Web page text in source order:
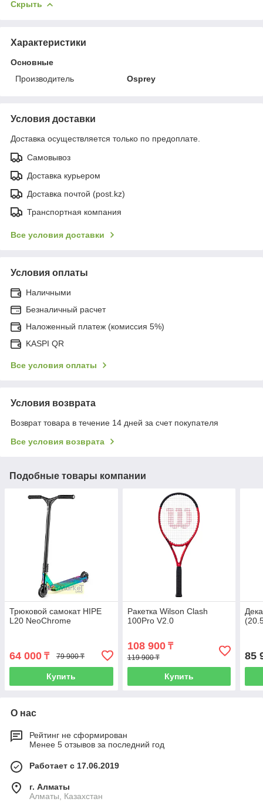
Скрыть
Характеристики
Основные
Производитель
Osprey
Условия доставки
Доставка осуществляется только по предоплате.
Самовывоз
Доставка курьером
Доставка почтой (post.kz)
Транспортная компания
Все условия доставки
Условия оплаты
Наличными
Безналичный расчет
Наложенный платеж (комиссия 5%)
KASPI QR
Все условия оплаты
Условия возврата
Возврат товара в течение 14 дней за счет покупателя
Все условия возврата
Подобные товары компании
Трюковой самокат HIPE
L20 NeoChrome
64 000 ₸ 79 900 ₸
Купить
Ракетка Wilson Clash
100Pro V2.0
108 900₸
119 900 ₸
Купить
85
О нас
Рейтинг не сформирован
Менее 5 отзывов за последний год
Работает с 17.06.2019
г. Алматы
Алматы, Казахстан